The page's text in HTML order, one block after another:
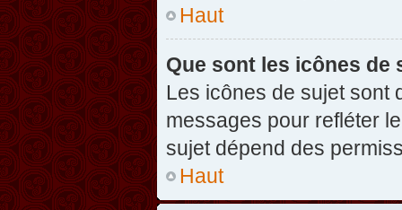
Haut
Que sont les icônes de
Les icônes de sujet sont
messages pour refléter
sujet dépend des
Haut